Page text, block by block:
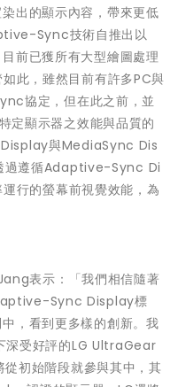
出的顯示內容，帶來更低
Sync技術自推出以
前已獲所有大型繪圖處理
此，雖然目前有許多PC與
協定，但在此之前，並
顯示器之效能與品質的
與MediaSync Dis
過遵循Adaptive-Sync Di
行的螢幕前視覺效能，為
表示：「我們相信隨著
Sync Display標
，看到更多樣的創新。我
受好評的LG UltraGear
初始階段就參與其中，其